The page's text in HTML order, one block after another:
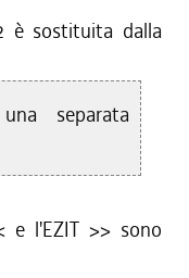
è sostituita dalla
separata
e l'EZIT>> sono